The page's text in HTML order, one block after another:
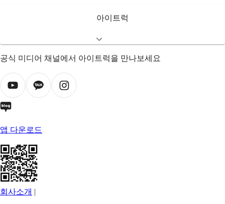
아이트럭
공식 미디어 채널에서 아이트럭을 만나보세요
앱 다운로드
회사소개 |